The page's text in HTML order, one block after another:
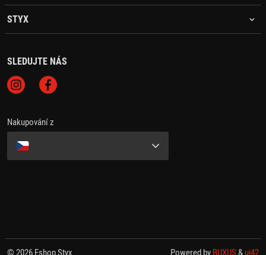
STYX
SLEDUJTE NÁS
Nakupování z
© 2026 Eshop Styx Powered by BUXUS & ui42